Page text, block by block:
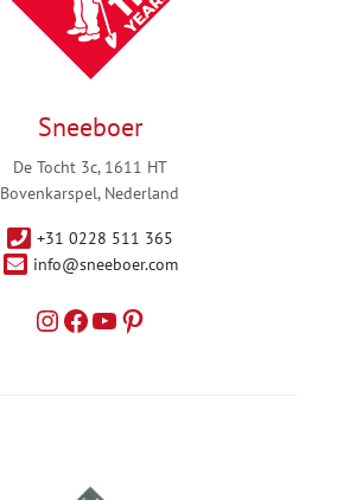
Sneeboer
De Tocht 3c, 1611 HT
Bovenkarspel, Nederland
+31 0228 511 365
info@sneeboer.com